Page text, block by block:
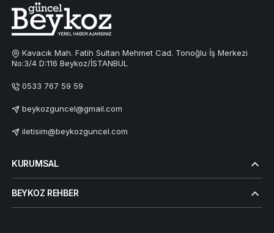
Kavacık Mah. Fatih Sultan Mehmet Cad. Tonoğlu İş Merkezi
No:3/4 D:116 Beykoz/İSTANBUL
0533 767 59 59
beykozguncel@gmail.com
iletisim@beykozguncel.com
KURUMSAL
BEYKOZ REHBER